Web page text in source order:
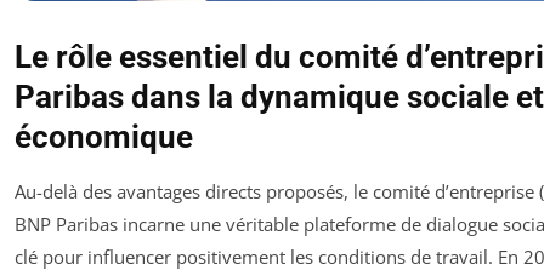
Le rôle essentiel du comité
Paribas dans la dynamique sociale et
économique
Au-delà des avantages directs proposés, le comité d’entreprise
BNP Paribas incarne une véritable plateforme de dialogue
clé pour influencer positivement les conditions de travail. En